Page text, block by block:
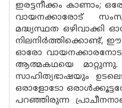
ഇരട്ടനീക്കം കാണാം;
വായനക്കാരോട്
മദ്ധ്യസ്ഥത ഒഴിവാക്കി
ഓരോ
ആത്മകഥയെ
സാഹിത്യഭാഷയും
ഒരാളോടോ
പറഞ്ഞിരുന്ന